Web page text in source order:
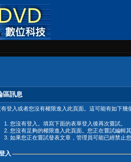
區訊息
有登入或者您沒有權限進入此頁面。這可能有如下幾
您沒有登入。填寫下面的表單登入後再次嘗試。
您沒有足夠的權限進入此頁面。您正在嘗試編輯
如果您正在嘗試發表文章，管理員可能已經禁止
入